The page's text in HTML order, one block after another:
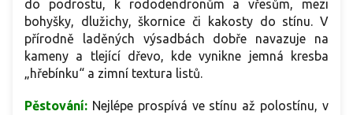
do podrostu, k rododendronům a vřesům, mezi
bohyšky, dlužichy, škornice či kakosty do stínu. V
přírodně laděných výsadbách dobře navazuje na
kameny a tlející dřevo, kde vynikne jemná kresba
„hřebínku“ a zimní textura listů.
Pěstování: Nejlépe prospívá ve stínu až polostínu, v